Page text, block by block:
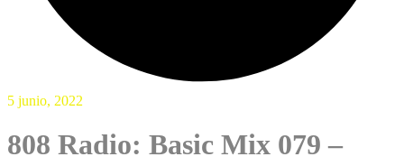
5 junio, 2022
808 Radio: Basic Mix 079 –